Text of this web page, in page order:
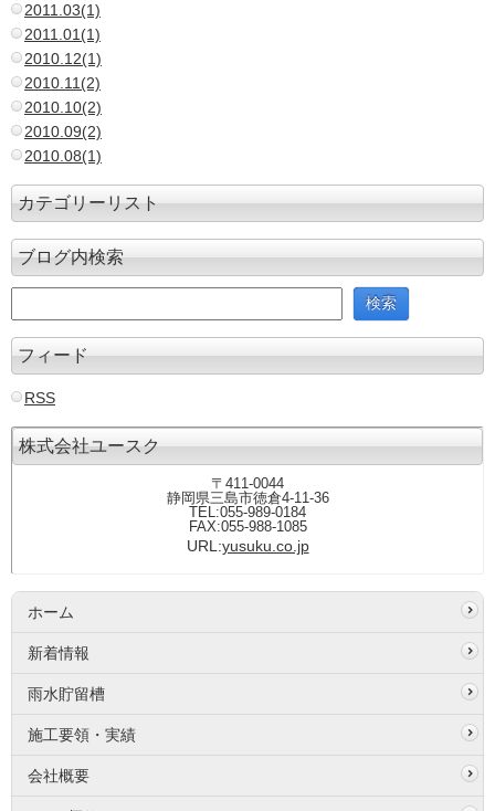
2011.03(1)
2011.01(1)
2010.12(1)
2010.11(2)
2010.10(2)
2010.09(2)
2010.08(1)
カテゴリーリスト
ブログ内検索
フィード
RSS
株式会社ユースク
〒411-0044
静岡県三島市徳倉4-11-36
TEL:055-989-0184
FAX:055-988-1085
URL:yusuku.co.jp
ホーム
新着情報
雨水貯留槽
施工要領・実績
会社概要